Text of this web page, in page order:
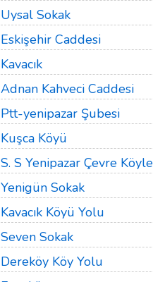
Uysal Sokak
Eskişehir Caddesi
Kavacık
Adnan Kahveci Caddesi
Ptt-yenipazar Şubesi
Kuşca Köyü
S. S Yenipazar Çevre
Yenigün Sokak
Kavacık Köyü Yolu
Seven Sokak
Dereköy Köy Yolu